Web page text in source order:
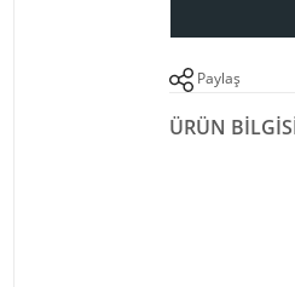
Paylaş
ÜRÜN